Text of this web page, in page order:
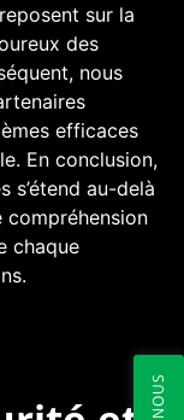
reposent sur la
des
nous
efficaces
En conclusion,
s’étend au-delà
chaque